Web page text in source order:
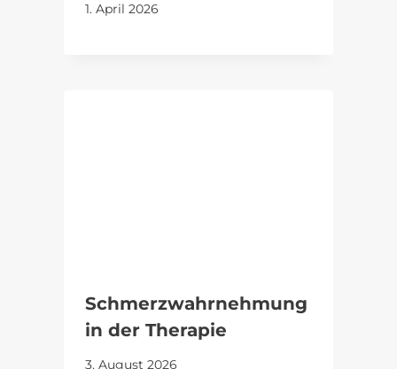
1. April 2026
Schmerzwahrnehmung
in der Therapie
3. August 2026